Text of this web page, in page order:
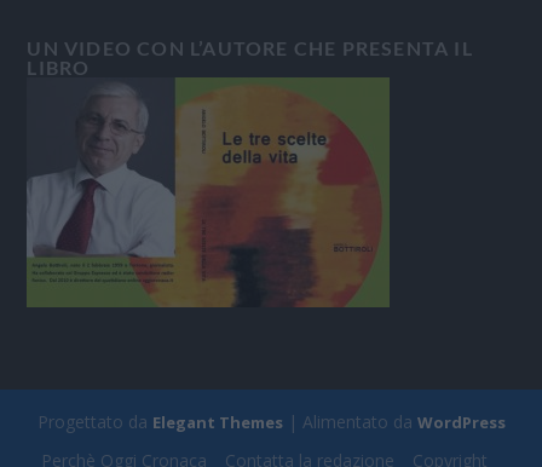
UN VIDEO CON L’AUTORE CHE PRESENTA IL
LIBRO
Progettato da Elegant Themes| Alimentato da WordPress
Perchè Oggi Cronaca Contatta la redazione Copyright